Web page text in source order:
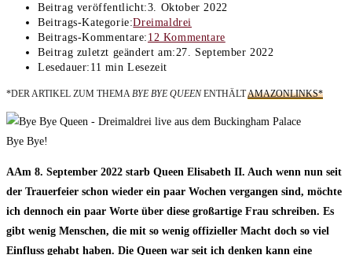
Beitrag veröffentlicht:3. Oktober 2022
Beitrags-Kategorie:Dreimaldrei
Beitrags-Kommentare: 12 Kommentare
Beitrag zuletzt geändert am:27. September 2022
Lesedauer: 11 min Lesezeit
*DER ARTIKEL ZUM THEMABYE BYE QUEENENTHÄLTAMAZONLINKS*
Bye Bye!
AAm 8. September 2022 starb Queen Elisabeth II. Auch wenn nun seit
der Trauerfeier schon wieder ein paar Wochen vergangen sind, möchte
ich dennoch ein paar Worte über diese großartige Frau schreiben. Es
gibt wenig Menschen, die mit so wenig offizieller Macht doch so viel
Einfluss gehabt haben. Die Queen war seit ich denken kann eine